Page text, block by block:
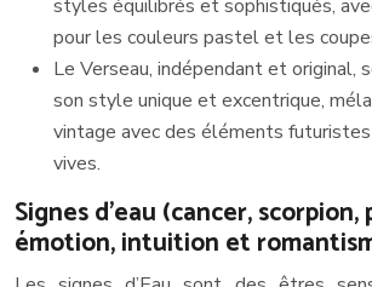
styles équilibrés et sophistiqués,
pour les couleurs pastel et les
Le Verseau, indépendant et original,
son style unique et excentrique,
vintage avec des éléments
vives.
Signes d’eau (cancer, scorpion,
émotion, intuition et